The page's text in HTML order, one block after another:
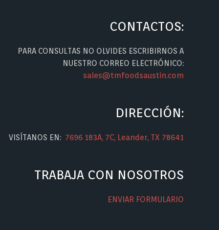
CONTACTOS:
PARA CONSULTAS NO OLVIDES ESCRIBIRNOS A
NUESTRO CORREO ELECTRÓNICO:
sales@tmfoodsaustin.com
DIRECCIÓN:
VISÍTANOS EN: 7696 183A, 7C, Leander, TX 78641
TRABAJA CON NOSOTROS
ENVIAR FORMULARIO